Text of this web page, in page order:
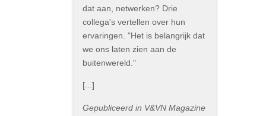
dat aan, netwerken? Drie
collega's vertellen over hun
ervaringen. "Het is belangrijk dat
we ons laten zien aan de
buitenwereld."
[...]
Gepubliceerd in V&VN Magazine